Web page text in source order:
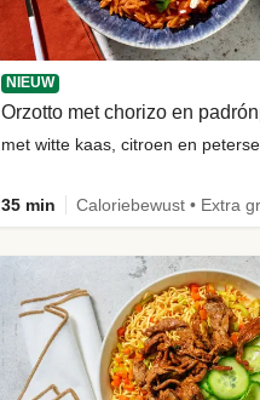
NIEUW
Orzotto met chorizo en
met witte kaas, citroen en
35 min